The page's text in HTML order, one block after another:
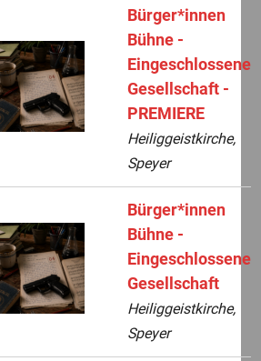
Bürger*innen
Bühne -
Eingeschlossene
Gesellschaft -
PREMIERE
Heiliggeistkirche,
Speyer
Bürger*innen
Bühne -
Eingeschlossene
Gesellschaft
Heiliggeistkirche,
Speyer